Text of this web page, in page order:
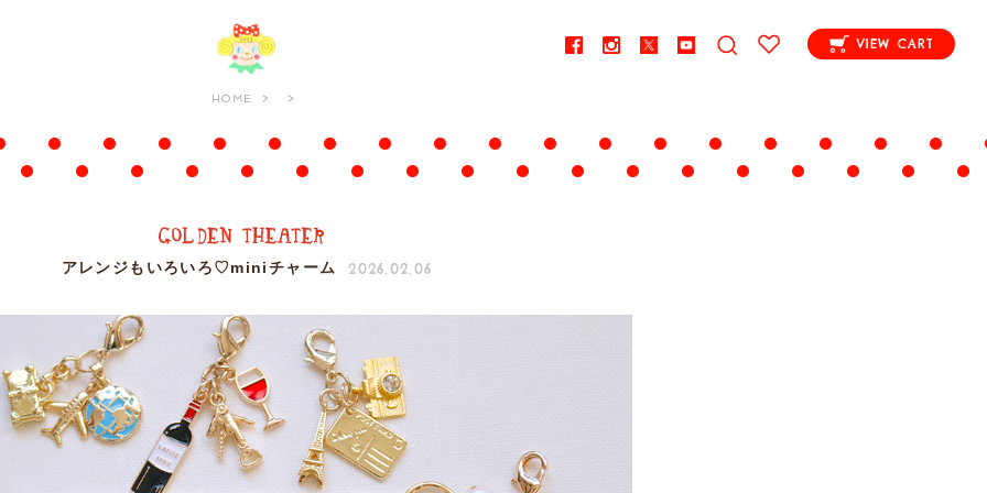
VIEW CART
HOME
アレンジもいろいろ♡miniチャーム 2026.02.06